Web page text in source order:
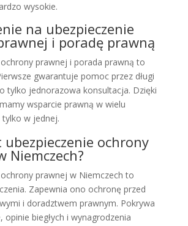
wysokie.
na ubezpieczenie
i poradę prawną
prawnej i porada prawną to
gwarantuje pomoc przez długi
tylko jednorazowa konsultacja. Dzięki
wsparcie prawną w wielu
w jednej.
ubezpieczenie ochrony
Niemczech?
prawnej w Niemczech to
Zapewnia ono ochronę przed
i doradztwem prawnym. Pokrywa
opinie biegłych i wynagrodzenia